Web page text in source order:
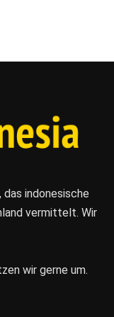
das indonesische
vermittelt. Wir
wir gerne um.